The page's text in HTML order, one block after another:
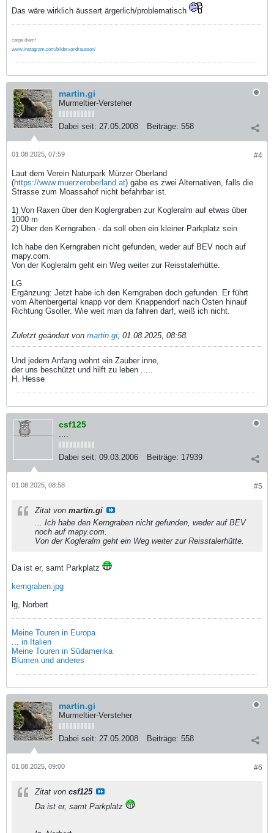
Das wäre wirklich äussert ärgerlich/problematisch
carpe diem!
www.instagram.com/bildervondraussen/
martin.gi
Murmeltier-Versteher
Dabei seit: 27.05.2008 Beiträge: 558
#4
01.08.2025, 07:59
Laut dem Verein Naturpark Mürzer Oberland
(https://www.muerzeroberland.at) gäbe es zwei Alternativen, falls die
Strasse zum Moassahof nicht befahrbar ist.
1) Von Raxen über den Koglergraben zur Kogleralm auf etwas über
1000 m
2) Über den Kerngraben - da soll oben ein kleiner Parkplatz sein
Ich habe den Kerngraben nicht gefunden, weder auf BEV noch auf
mapy.com.
Von der Kogleralm geht ein Weg weiter zur Reisstalerhütte.
LG
Ergänzung: Jetzt habe ich den Kerngraben doch gefunden. Er führt
vom Altenbergertal knapp vor dem Knappendorf nach Osten hinauf
Richtung Gsoller. Wie weit man da fahren darf, weiß ich nicht.
Zuletzt geändert von martin.gi; 01.08.2025, 08:58.
Und jedem Anfang wohnt ein Zauber inne,
der uns beschützt und hilft zu leben .....
H. Hesse
csf125
....
Dabei seit: 09.03.2006 Beiträge: 17939
#5
01.08.2025, 08:58
Zitat von martin.gi
... Ich habe den Kerngraben nicht gefunden, weder auf BEV
noch auf mapy.com.
Von der Kogleralm geht ein Weg weiter zur Reisstalerhütte.
Da ist er, samt Parkplatz
kerngraben.jpg
lg, Norbert
Meine Touren in Europa
... in Italien
Meine Touren in Südamerika
Blumen und anderes
martin.gi
Murmeltier-Versteher
Dabei seit: 27.05.2008 Beiträge: 558
#6
01.08.2025, 09:00
Zitat von csf125
Da ist er, samt Parkplatz